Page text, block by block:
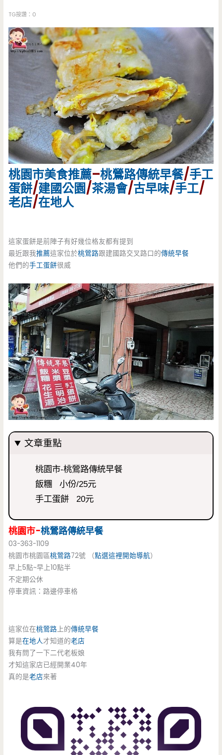
TG按讚：0
桃園市美食推薦–桃鶯路傳統早餐/手工
蛋餅/建國公園/茶湯會/古早味/手工/
老店/在地人
這家蛋餅是前陣子有好幾位格友都有提到
最近跟我推薦這家位於桃鶯路跟建國路交叉路口的傳統早餐
他們的手工蛋餅很威
文章重點
桃園市-桃鶯路傳統早餐
飯糰 小份/25元
手工蛋餅 20元
桃園市-桃鶯路傳統早餐
03-363-1109
桃園市桃園區桃鶯路72號 （點選這裡開始導航）
早上5點~早上10點半
不定期公休
停車資訊：路邊停車格
這家位在桃鶯路上的傳統早餐
算是在地人才知道的老店
我有問了一下二代老板娘
才知這家店已經開業40年
真的是老店來著